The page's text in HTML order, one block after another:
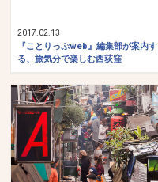
2017.02.13
『ことりっぷweb』編集部が案内す
る、旅気分で楽しむ西荻窪